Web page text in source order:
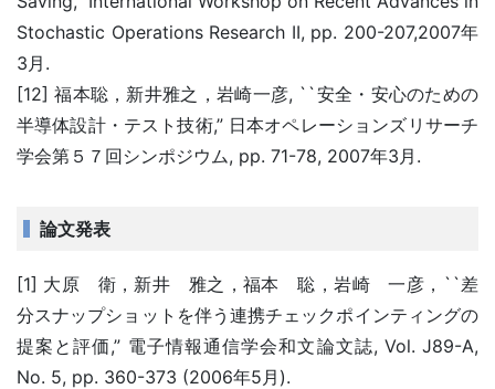
Stochastic Operations Research II, pp. 200-207,2007年
3月.
[12] 福本聡，新井雅之，岩崎一彦, ``安全・安心のための
半導体設計・テスト技術,” 日本オペレーションズリサーチ
学会第５７回シンポジウム, pp. 71-78, 2007年3月.
論文発表
[1] 大原 衛，新井 雅之，福本 聡，岩崎 一彦，``差
分スナップショットを伴う連携チェックポインティングの
提案と評価,” 電子情報通信学会和文論文誌, Vol. J89-A,
No. 5, pp. 360-373 (2006年5月).